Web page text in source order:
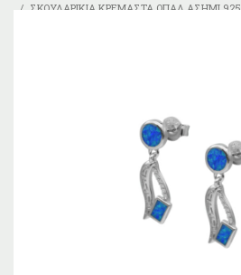
ΣΚΟΥΛΑΡΊΚΙΑ ΚΡΕΜΑΣΤΆ ΌΠΑΛ ΑΣΉΜΙ 925